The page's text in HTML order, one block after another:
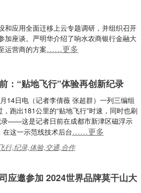
和应用全面迁移上云专题调研，并组织召开
加座谈。严明华介绍了响水农商银行金融大
运营商的方案……更多
：“贴地飞行”体验再创新纪录
14日电（记者李倩薇 张超群）一列三编组
跑出181公里的“贴地飞行”时速，同时也刷
——这是记者日前在成都市新津区磁浮示
这一示范线技术后台……更多
行,纪录,体验,交通,合作
应邀参加 2024世界品牌莫干山大